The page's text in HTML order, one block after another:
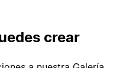
crear